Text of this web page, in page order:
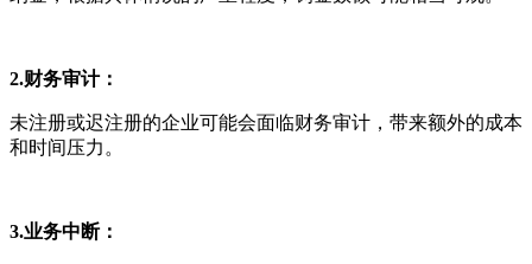
2.财务审计：
未注册或迟注册的企业可能会面临财务审计，带来额外的成本
和时间压力。
3.业务中断：